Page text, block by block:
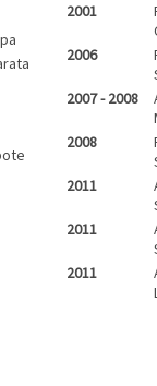
2001
2006
2007 - 2008
2008
2011
2011
2011